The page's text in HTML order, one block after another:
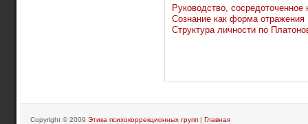
Руководство, сосредоточенное
Сознание как форма отражения
Структура личности по
Copyright © 2009 Этика психокоррекционных групп | Главная